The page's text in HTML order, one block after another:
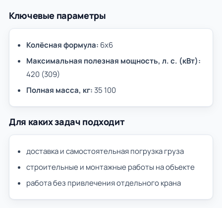
Ключевые параметры
Колёсная формула: 6х6
Максимальная полезная мощность, л. с. (кВт):
420 (309)
Полная масса, кг: 35 100
Для каких задач подходит
доставка и самостоятельная погрузка груза
строительные и монтажные работы на объекте
работа без привлечения отдельного крана